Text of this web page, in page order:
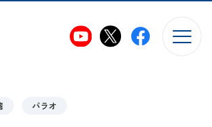
移動
パラオ